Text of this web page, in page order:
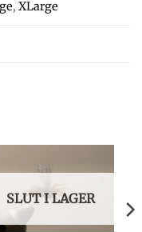
,XLarge
SLUT I LAGER